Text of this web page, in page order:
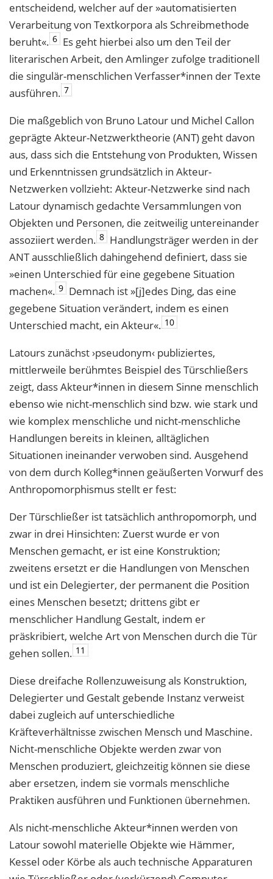
entscheidend, welcherauf der »automatisierten
Verarbeitung von Textkorpora als Schreibmethode
beruht«. 6 Es geht hierbei also um den Teil der
literarischen Arbeit, den Amlinger zufolge traditionell
die singulär-menschlichen Verfasser*innen der Texte
ausführen. 7
Die maßgeblich von Bruno Latour und Michel Callon
geprägte Akteur-Netzwerktheorie (ANT) geht davon
aus, dass sich die Entstehung von Produkten, Wissen
und Erkenntnissen grundsätzlich in Akteur-
Netzwerken vollzieht: Akteur-Netzwerke sind nach
Latour dynamisch gedachte Versammlungen von
Objekten und Personen, die zeitweilig untereinander
assoziiert werden. 8 Handlungsträger werden in der
ANT ausschließlich dahingehend definiert, dass sie
»einen Unterschied für eine gegebene Situation
machen«. 9 Demnach ist »[j]edes Ding, das eine
gegebene Situation verändert, indem es einen
Unterschied macht, ein Akteur«. 10
Latours zunächst ›pseudonym‹ publiziertes,
mittlerweile berühmtes Beispiel desTürschließers
zeigt, dass Akteur*innen in diesem Sinne menschlich
ebenso wie nicht-menschlich sind bzw. wie stark und
wie komplex menschliche und nicht-menschliche
Handlungen bereits in kleinen, alltäglichen
Situationen ineinander verwoben sind. Ausgehend
von dem durch Kolleg*innen geäußerten Vorwurf des
Anthropomorphismus stellt er fest:
Der Türschließer ist tatsächlich anthropomorph, und
zwar in drei Hinsichten: Zuerst wurde er von
Menschen gemacht, er ist eine Konstruktion;
zweitens ersetzt er die Handlungen von Menschen
und ist ein Delegierter, der permanent die Position
eines Menschen besetzt; drittens gibt er
menschlicher Handlung Gestalt, indem er
präskribiert, welche Art von Menschen durch die Tür
gehen sollen. 11
Diese dreifache Rollenzuweisung als Konstruktion,
Delegierter und Gestalt gebende Instanz verweist
dabei zugleich auf unterschiedliche
Kräfteverhältnisse zwischen Mensch und Maschine.
Nicht-menschliche Objekte werden zwar von
Menschen produziert, gleichzeitig können sie diese
aber ersetzen, indem sie vormals menschliche
Praktiken ausführen und Funktionen übernehmen.
Als nicht-menschliche Akteur*innen werden von
Latour sowohl materielle Objekte wie Hämmer,
Kessel oder Körbe als auch technische Apparaturen